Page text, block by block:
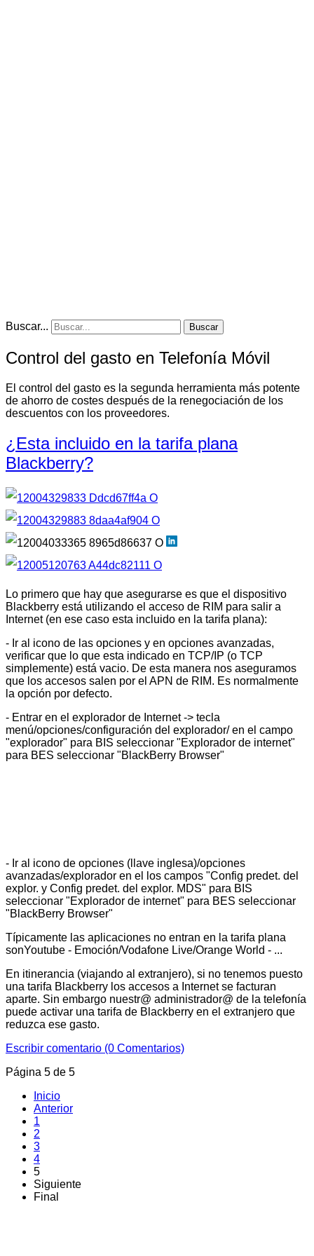
Buscar... Buscar
Control del gasto en Telefonía Móvil
El control del gasto es la segunda herramienta más potente
de ahorro de costes después de la renegociación de los
descuentos con los proveedores.
¿Esta incluido en la tarifa plana
Blackberry?
Lo primero que hay que asegurarse es que el dispositivo
Blackberry está utilizando el acceso de RIM para salir a
Internet (en ese caso esta incluido en la tarifa plana):
- Ir al icono de las opciones y en opciones avanzadas,
verificar que lo que esta indicado en TCP/IP (o TCP
simplemente) está vacio. De esta manera nos aseguramos
que los accesos salen por el APN de RIM. Es normalmente
la opción por defecto.
- Entrar en el explorador de Internet -> tecla
menú/opciones/configuración del explorador/ en el campo
"explorador" para BIS seleccionar "Explorador de internet"
para BES seleccionar "BlackBerry Browser"
- Ir al icono de opciones (llave inglesa)/opciones
avanzadas/explorador en el los campos "Config predet. del
explor. y Config predet. del explor. MDS" para BIS
seleccionar "Explorador de internet" para BES seleccionar
"BlackBerry Browser"
Típicamente las aplicaciones no entran en la tarifa plana
sonYoutube - Emoción/Vodafone Live/Orange World - ...
En itinerancia (viajando al extranjero), si no tenemos puesto
una tarifa Blackberry los accesos a Internet se facturan
aparte. Sin embargo nuestr@ administrador@ de la telefonía
puede activar una tarifa de Blackberry en el extranjero que
reduzca ese gasto.
Escribir comentario (0 Comentarios)
Página 5 de 5
Inicio
Anterior
1
2
3
4
5
Siguiente
Final